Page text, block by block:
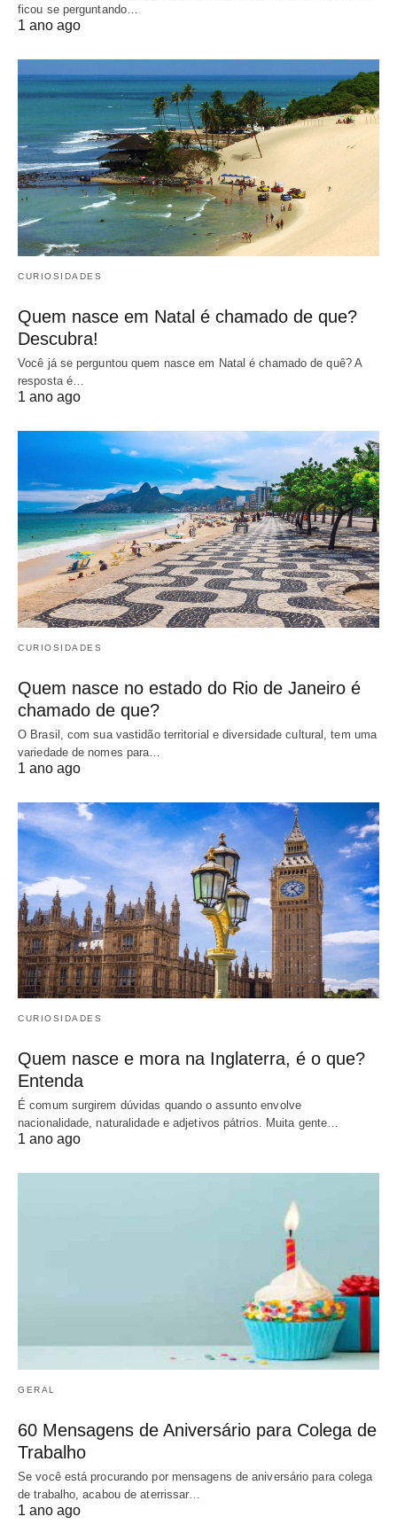
ficou se perguntando…
1 ano ago
CURIOSIDADES
Quem nasce em Natal é chamado de que?
Descubra!
Você já se perguntou quem nasce em Natal é chamado de quê? A
resposta é…
1 ano ago
CURIOSIDADES
Quem nasce no estado do Rio de Janeiro é
chamado de que?
O Brasil, com sua vastidão territorial e diversidade cultural, tem uma
variedade de nomes para…
1 ano ago
CURIOSIDADES
Quem nasce e mora na Inglaterra, é o que?
Entenda
É comum surgirem dúvidas quando o assunto envolve
nacionalidade, naturalidade e adjetivos pátrios. Muita gente…
1 ano ago
GERAL
60 Mensagens de Aniversário para Colega de
Trabalho
Se você está procurando por mensagens de aniversário para colega
de trabalho, acabou de aterrissar…
1 ano ago